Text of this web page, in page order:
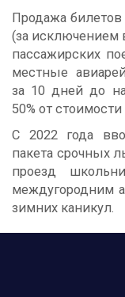
Продажа билетов
(за исключением
пассажирских
местные
за 10 дней до
50% от
С 2022 года
пакета срочных
проезд
междугородним
зимних каникул.